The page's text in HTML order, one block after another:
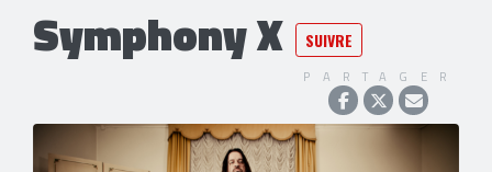
Symphony X SUIVRE
PARTAGER